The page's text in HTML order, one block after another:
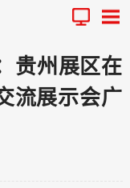
贵州展区在
流展示会广